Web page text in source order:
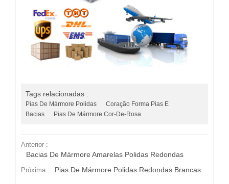
Tags relacionadas :
Pias De Mármore Polidas
Coração Forma Pias E
Bacias
Pias De Mármore Cor-De-Rosa
Anterior :
Bacias De Mármore Amarelas Polidas Redondas
Próxima : Pias De Mármore Polidas Redondas Brancas